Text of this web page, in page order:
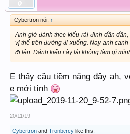
Cybertron nói: ↑
Anh giờ đánh theo kiểu rải đinh dần
vị thế trên đường đi xuống. Nay anh
đi lên. Đánh kiểu này lái không làm gì
E thấy cầu tiềm năng đây ah,
e mới tính
20/11/19
Cybertron and Tronbercy like this.